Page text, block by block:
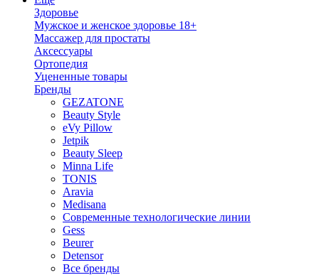
Здоровье
Мужское и женское здоровье 18+
Массажер для простаты
Аксессуары
Ортопедия
Уцененные товары
Бренды
GEZATONE
Beauty Style
eVy Pillow
Jetpik
Beauty Sleep
Minna Life
TONIS
Aravia
Medisana
Современные технологические линии
Gess
Beurer
Detensor
Все бренды